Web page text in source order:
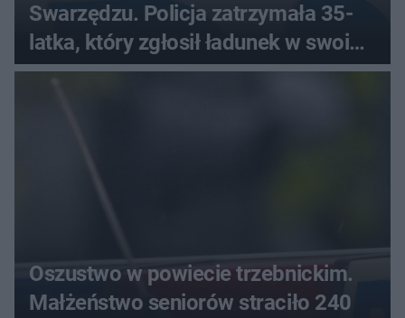
Swarzędzu. Policja zatrzymała 35-
latka, który zgłosił ładunek w swoim
aucie
Oszustwo w powiecie trzebnickim.
Małżeństwo seniorów straciło 240